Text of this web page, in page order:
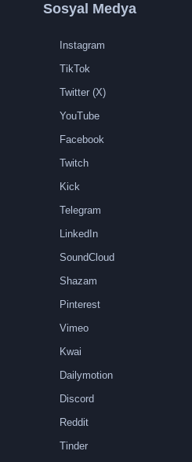
Sosyal Medya
Instagram
TikTok
Twitter (X)
YouTube
Facebook
Twitch
Kick
Telegram
LinkedIn
SoundCloud
Shazam
Pinterest
Vimeo
Kwai
Dailymotion
Discord
Reddit
Tinder